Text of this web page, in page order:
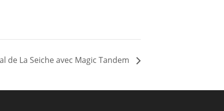
de La Seiche avec Magic Tandem